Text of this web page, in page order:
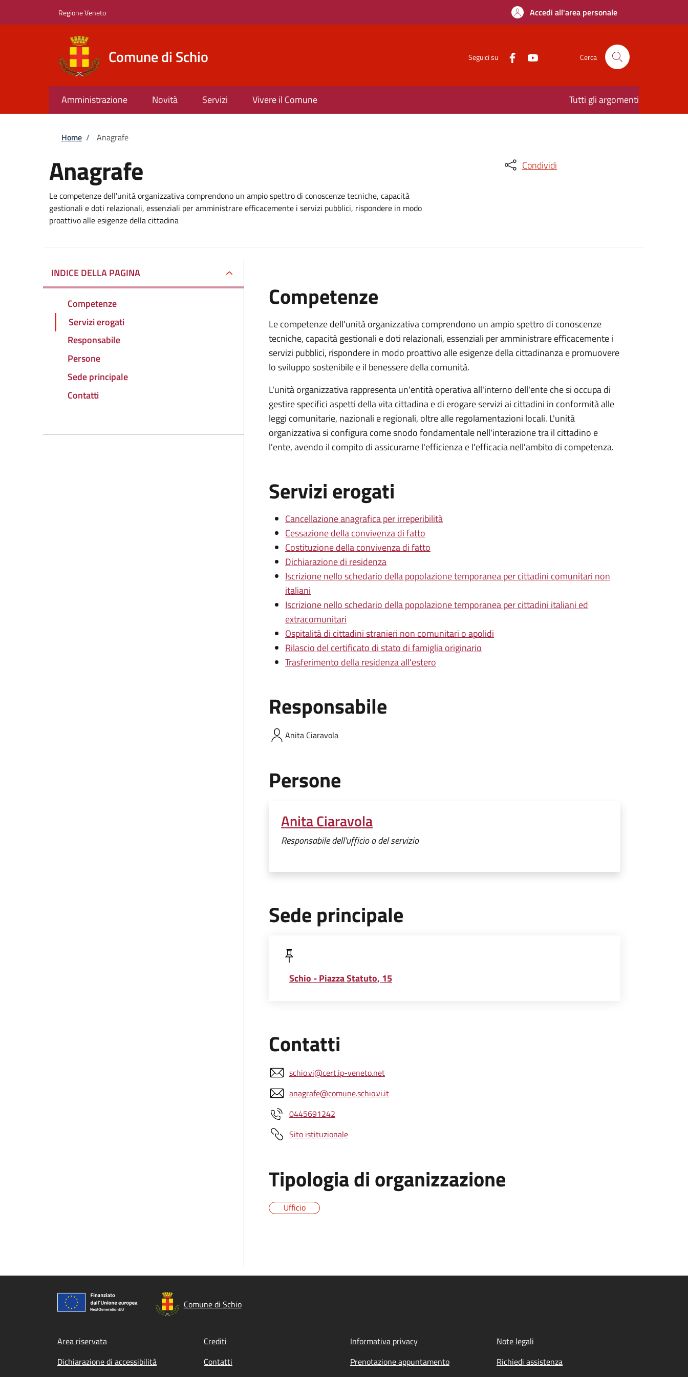
Regione Veneto Accedi all'area personale
Comune di Schio Seguici su Cerca
Amministrazione Novità Servizi Vivere il Comune Tutti gli argomenti
Briciole di pane
Home / Anagrafe
Anagrafe
Le competenze dell'unità organizzativa comprendono un ampio spettro di conoscenze tecniche, capacità
gestionali e doti relazionali, essenziali per amministrare efficacemente i servizi pubblici, rispondere in modo
proattivo alle esigenze della cittadina
Condividi
INDICE DELLA PAGINA
Competenze
Servizi erogati
Responsabile
Persone
Sede principale
Contatti
Competenze
Le competenze dell'unità organizzativa comprendono un ampio spettro di conoscenze
tecniche, capacità gestionali e doti relazionali, essenziali per amministrare efficacemente i
servizi pubblici, rispondere in modo proattivo alle esigenze della cittadinanza e promuovere
lo sviluppo sostenibile e il benessere della comunità.
L'unità organizzativa rappresenta un'entità operativa all'interno dell'ente che si occupa di
gestire specifici aspetti della vita cittadina e di erogare servizi ai cittadini in conformità alle
leggi comunitarie, nazionali e regionali, oltre alle regolamentazioni locali. L'unità
organizzativa si configura come snodo fondamentale nell'interazione tra il cittadino e
l'ente, avendo il compito di assicurarne l'efficienza e l'efficacia nell'ambito di competenza.
Servizi erogati
Cancellazione anagrafica per irreperibilità
Cessazione della convivenza di fatto
Costituzione della convivenza di fatto
Dichiarazione di residenza
Iscrizione nello schedario della popolazione temporanea per cittadini comunitari non
italiani
Iscrizione nello schedario della popolazione temporanea per cittadini italiani ed
extracomunitari
Ospitalità di cittadini stranieri non comunitari o apolidi
Rilascio del certificato di stato di famiglia originario
Trasferimento della residenza all'estero
Responsabile
Anita Ciaravola
Persone
Anita Ciaravola
Responsabile dell'ufficio o del servizio
Sede principale
Schio - Piazza Statuto, 15
Contatti
schio.vi@cert.ip-veneto.net
anagrafe@comune.schio.vi.it
0445691242
Sito istituzionale
Tipologia di organizzazione
Ufficio
Comune di Schio
Footer menu
Area riservata Crediti Informativa privacy
Note legali
Dichiarazione di accessibilità
Contatti Prenotazione appuntamento
Richiedi assistenza